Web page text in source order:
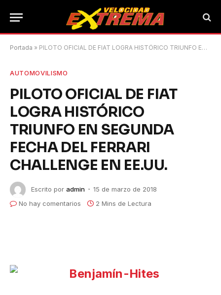
Portada » PILOTO OFICIAL DE FIAT LOGRA HISTÓRICO TRIUNFO EN SEGUNDA FECHA DEL FERRARI CHALLENGE EN EE.UU.
AUTOMOVILISMO
PILOTO OFICIAL DE FIAT
LOGRA HISTÓRICO
TRIUNFO EN SEGUNDA
FECHA DEL FERRARI
CHALLENGE EN EE.UU.
Escrito por admin
15 de marzo de 2018
No hay comentarios
2 Mins de Lectura